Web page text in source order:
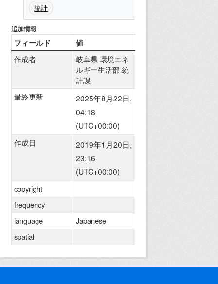
統計
追加情報
フィールド 値
作成者
岐阜県 環境エネ
ルギー生活部 統
計課
最終更新
2025年8月22日,
04:18
(UTC+00:00)
作成日
2019年1月20日,
23:16
(UTC+00:00)
copyright
frequency
language
Japanese
spatial